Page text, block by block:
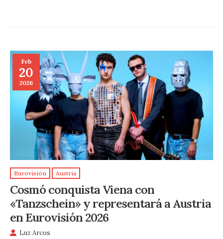
Feb
20
2026
Eurovisión Austria
Cosmó conquista Viena con
«Tanzschein» y representará a Austria
en Eurovisión 2026
Luz Arcos